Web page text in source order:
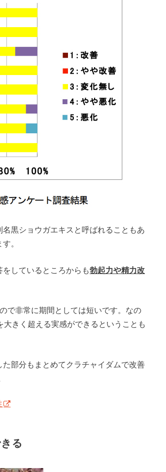
黒ショウガエキスと呼ばれることもあ
。
しているところからも勃起力や精力改
で非常に期間としては短いです。なの
きく超える実感ができるということも
部分もまとめてクラチャイダムで改善
る